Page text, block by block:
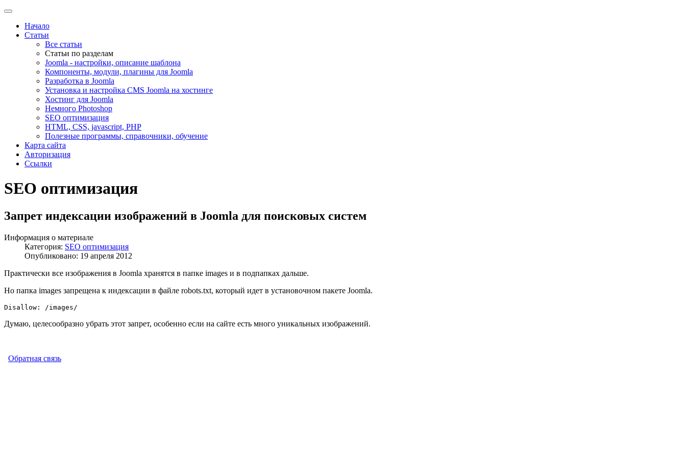
Начало
Статьи
Все статьи
Статьи по разделам
Joomla - настройки, описание шаблона
Компоненты, модули, плагины для Joomla
Разработка в Joomla
Установка и настройка CMS Joomla на хостинге
Хостинг для Joomla
Немного Photoshop
SEO оптимизация
HTML, CSS, javascript, PHP
Полезные программы, справочники, обучение
Карта сайта
Авторизация
Ссылки
SEO оптимизация
Запрет индексации изображений в Joomla для поисковых систем
Информация о материале
Категория: SEO оптимизация
Опубликовано: 19 апреля 2012
Практически все изображения в Joomla хранятся в папке images и в подпапках дальше.
Но папка images запрещена к индексации в файле robots.txt, который идет в установочном пакете Joomla.
Думаю, целесообразно убрать этот запрет, особенно если на сайте есть много уникальных изображений.
Обратная связь